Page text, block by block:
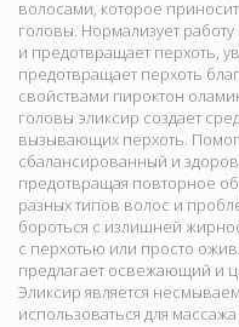
волосами, которое
головы. Нормализует
и предотвращает перхоть,
предотвращает перхоть
свойствами пироктон
головы эликсир создает
вызывающих перхоть.
сбалансированный и
предотвращая повторное
разных типов волос и
бороться с излишней
с перхотью или просто
предлагает освежающий и
Эликсир является
использоваться для